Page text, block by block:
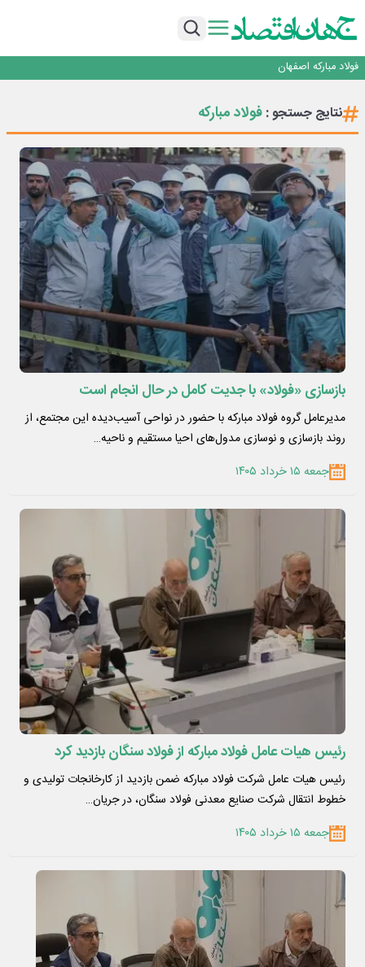
تداوم صعود مس در بازارهای جهانی؛ قیمت فلز سرخ از ۱۴هزار دلار در هر تن عبور کرد
فولاد مبارکه اصفهان
تجدیدپذیر با حضور استاندار اصفهان
گفتگو با کاوه معلمی، مدیر حسابداری مدیریت فولادسنگان
تداوم صعود مس در بازارهای جهانی؛ قیمت فلز سرخ از ۱۴هزار دلار در هر تن عبور کرد
نتایج جستجو :فولاد مبارکه
بازسازی «فولاد» با جدیت کامل در حال انجام است
مدیرعامل گروه فولاد مبارکه با حضور در نواحی آسیب‌دیده این مجتمع، از
روند بازسازی و نوسازی مدول‌های احیا مستقیم و ناحیه…
جمعه ۱۵ خرداد ۱۴۰۵
رئیس هیات‌ عامل فولاد مبارکه از فولاد سنگان بازدید کرد
رئیس هیات عامل شرکت فولاد مبارکه ضمن بازدید از کارخانجات تولیدی و
خطوط انتقال شرکت صنایع معدنی فولاد سنگان، در جریان…
جمعه ۱۵ خرداد ۱۴۰۵